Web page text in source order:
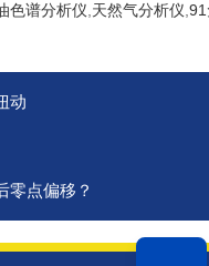
色谱分析仪 天然气分析仪
动
零点偏移？